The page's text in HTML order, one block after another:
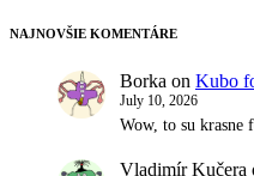
NAJNOVŠIE KOMENTÁRE
Borka on Kubo
July 10, 2026
Wow, to su krasne
Vladimír Kučera